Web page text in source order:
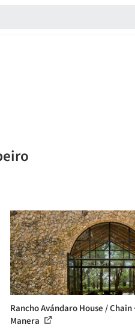
Rancho Avándaro House /
Manera